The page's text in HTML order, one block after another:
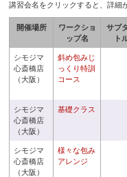
講習会名をクリックすると、詳細
開催場所
ワークショ
ップ名
サブ
ト
シモジマ
心斎橋店
（大阪）
斜め包みじ
っくり特訓
コース
シモジマ
心斎橋店
（大阪）
基礎クラス
シモジマ
心斎橋店
（大阪）
様々な包み
アレンジ